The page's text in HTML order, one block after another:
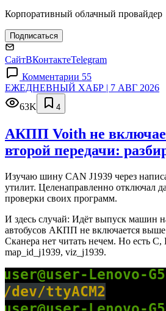
Корпоративный облачный провайдер
Подписаться
СайтВКонтактеTelegram
Комментарии 55
ЕЖЕДНЕВНЫЙ ХАБР | 7 АВГ 2026
63K
4
АКПП Voith не
второй передачи:
Изучаю шину CAN J1939 через
утилит. Целенаправленно отключал
проверки своих программ.
И здесь случай: Идёт выпуск машин
автобусов АКПП не включается выше
Сканера нет читать нечем. Но есть
map_id_j1939, viz_j1939.